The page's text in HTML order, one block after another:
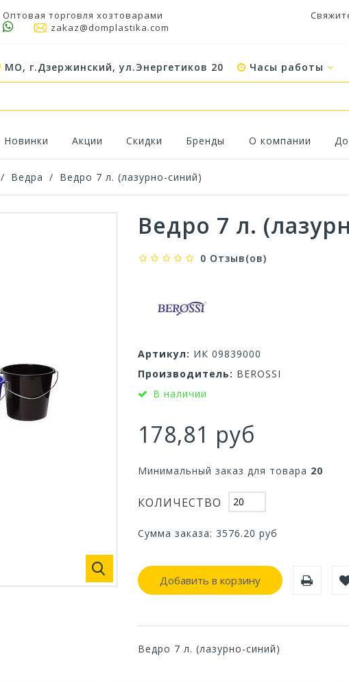
Оптовая торговля хозтоварами
zakaz@domplastika.com
МО, г.Дзержинский, ул.Энергетиков 20 Часы работы
Новинки Акции Скидки Бренды О компании
/ Ведра / Ведро 7 л. (лазурно-синий)
Ведро 7 л.
0 Отзыв(ов)
Артикул: ИК 09839000
Производитель: BEROSSI
В наличии
178,81 руб
Минимальный заказ для товара 20
КОЛИЧЕСТВО
Сумма заказа: 3576.20 руб
Добавить в корзину
Ведро 7 л. (лазурно-синий)